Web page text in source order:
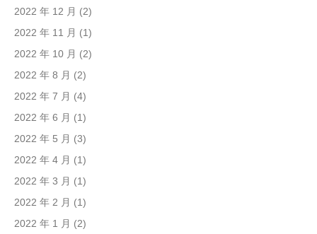
2022 年 12 月 (2)
2022 年 11 月 (1)
2022 年 10 月 (2)
2022 年 8 月 (2)
2022 年 7 月 (4)
2022 年 6 月 (1)
2022 年 5 月 (3)
2022 年 4 月 (1)
2022 年 3 月 (1)
2022 年 2 月 (1)
2022 年 1 月 (2)